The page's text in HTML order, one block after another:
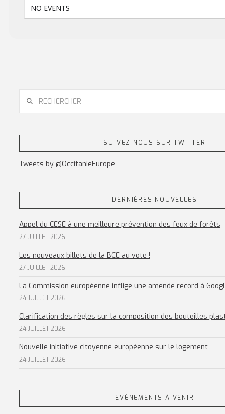
NO EVENTS
SUIVEZ-NOUS SUR TWITTER
Tweets by @OccitanieEurope
DERNIÈRES NOUVELLES
Appel du CESE à une meilleure prévention des feux de forêts
27 JUILLET 2026
Les nouveaux billets de la BCE au vote !
27 JUILLET 2026
La Commission européenne inflige une amende record à
24 JUILLET 2026
Clarification des règles sur la composition des bouteilles
24 JUILLET 2026
Nouvelle initiative citoyenne européenne sur le logement
24 JUILLET 2026
EVÈNEMENTS À VENIR